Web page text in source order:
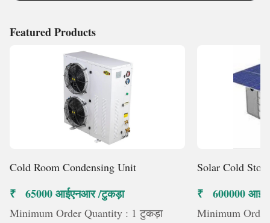
हर मिनट का विवरण विश्वसनीयता को निर्धारित करता
Featured Products
Cold Room Condensing Unit
₹ 65000 आईएनआर /टुकड़ा
Minimum Order Quantity : 1 टुकड़ा
Solar Cold
₹ 600000
Minimum